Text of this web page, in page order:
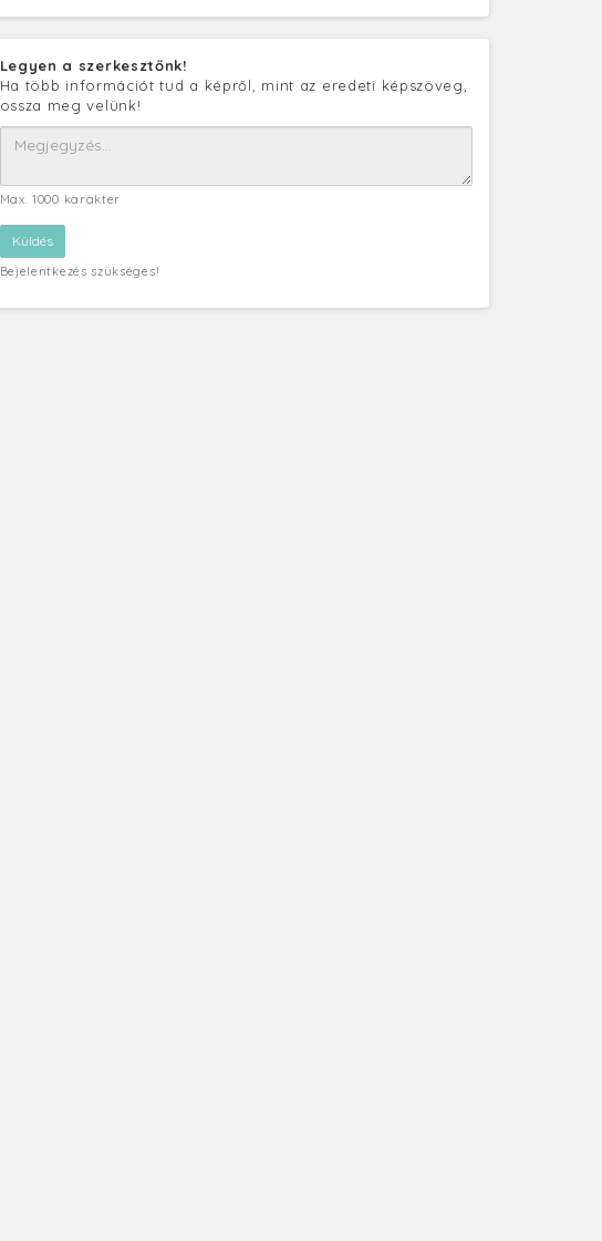
Legyen a szerkesztőnk!
Ha több információt tud a képről, mint az eredeti képszöveg,
ossza meg velünk!
Max. 1000 karakter
Bejelentkezés szükséges!